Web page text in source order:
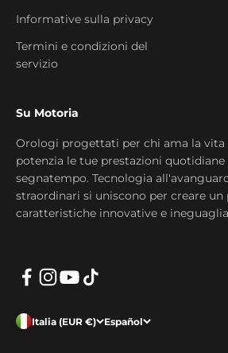
Informative sulla privacy
Termini e condizioni del
servizio
Su Motoria
Orologi progettati per chi ama la
potenzia le tue prestazioni
segnatempo. Tecnologia
straordinari si uniscono per creare un
caratteristiche innovative e
Italia (EUR €) Español